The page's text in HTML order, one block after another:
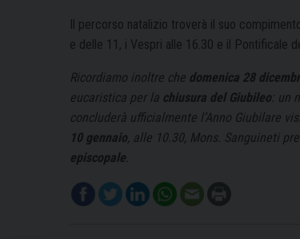
Il percorso natalizio troverà il suo
e delle 11, i Vespri alle 16.30 e il Pontificale
Ricordiamo inoltre che domenica 28
eucaristica per la chiusura del Giubileo: un
concluderà ufficialmente l’Anno Giubilare
10 gennaio, alle 10.30, Mons. Sanguineti
episcopale.